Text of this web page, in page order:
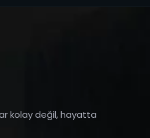
kolay değil, hayatta